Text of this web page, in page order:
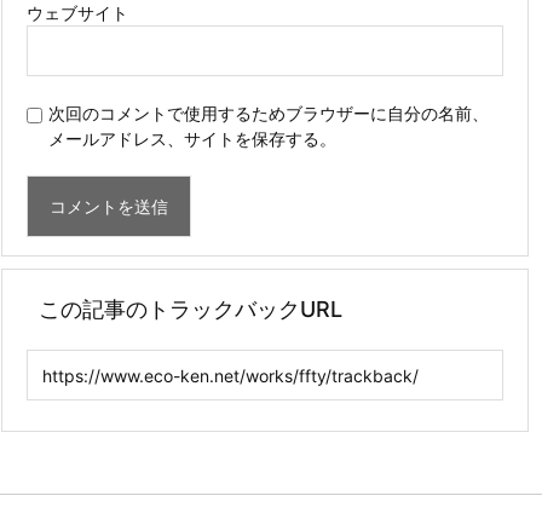
ウェブサイト
次回のコメントで使用するためブラウザーに自分の名前、
メールアドレス、サイトを保存する。
この記事のトラックバックURL